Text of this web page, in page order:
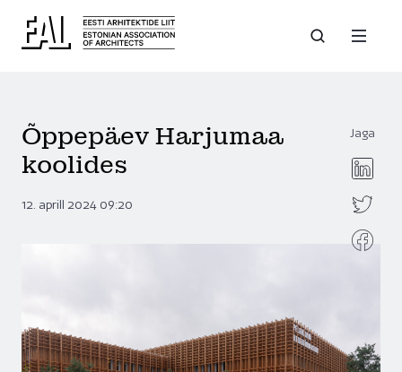
Jaga
Õppepäev Harjumaa
koolides
12. aprill 2024 09:20